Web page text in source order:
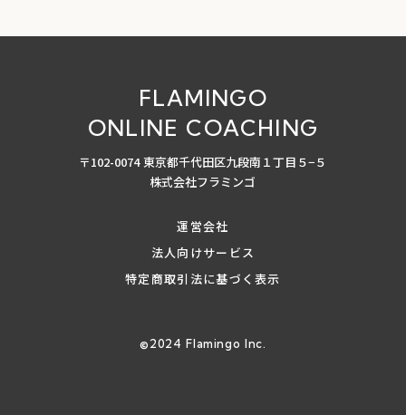
FLAMINGO
ONLINE COACHING
〒102-0074 東京都千代田区九段南１丁目５−５
株式会社フラミンゴ
運営会社
法人向けサービス
特定商取引法に基づく表示
©︎2024 Flamingo Inc.